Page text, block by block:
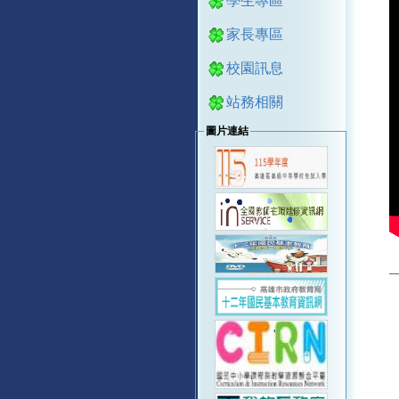
家長專區
校園訊息
站務相關
圖片連結